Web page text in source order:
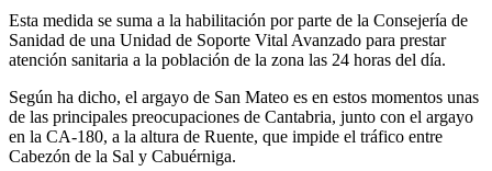
Esta medida se suma a la habilitación por parte de la Consejería de
Sanidad de una Unidad de Soporte Vital Avanzado para prestar
atención sanitaria a la población de la zona las 24 horas del día.
Según ha dicho, el argayo de San Mateo es en estos momentos unas
de las principales preocupaciones de Cantabria, junto con el argayo
en la CA-180, a la altura de Ruente, que impide el tráfico entre
Cabezón de la Sal y Cabuérniga.